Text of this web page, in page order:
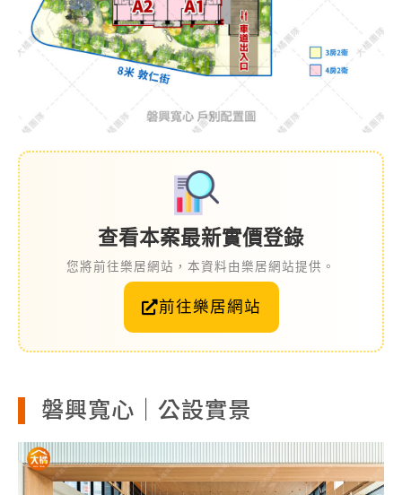
查看本案最新實價登錄
您將前往樂居網站，本資料由樂居網站提供。
前往樂居網站
磐興寬心｜公設實景